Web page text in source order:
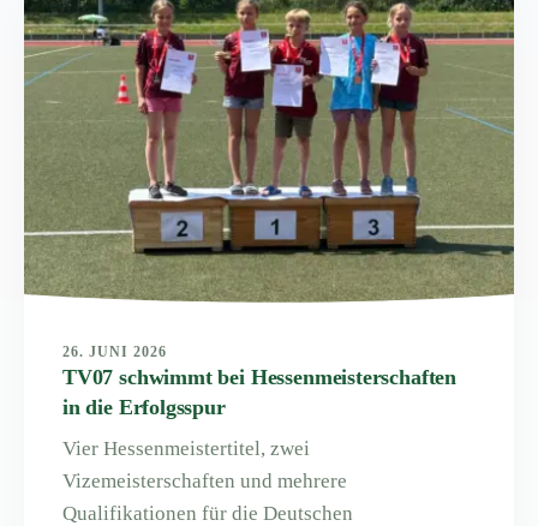
26. JUNI 2026
TV07 schwimmt bei Hessenmeisterschaften
in die Erfolgsspur
Vier Hessenmeistertitel, zwei
Vizemeisterschaften und mehrere
Qualifikationen für die Deutschen